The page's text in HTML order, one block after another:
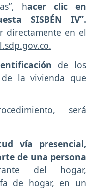
hacer clic en
SISBÉN IV”.
directamente en el
de los
la vivienda que
será
vía presencial,
de una persona
del hogar,
de hogar, en un